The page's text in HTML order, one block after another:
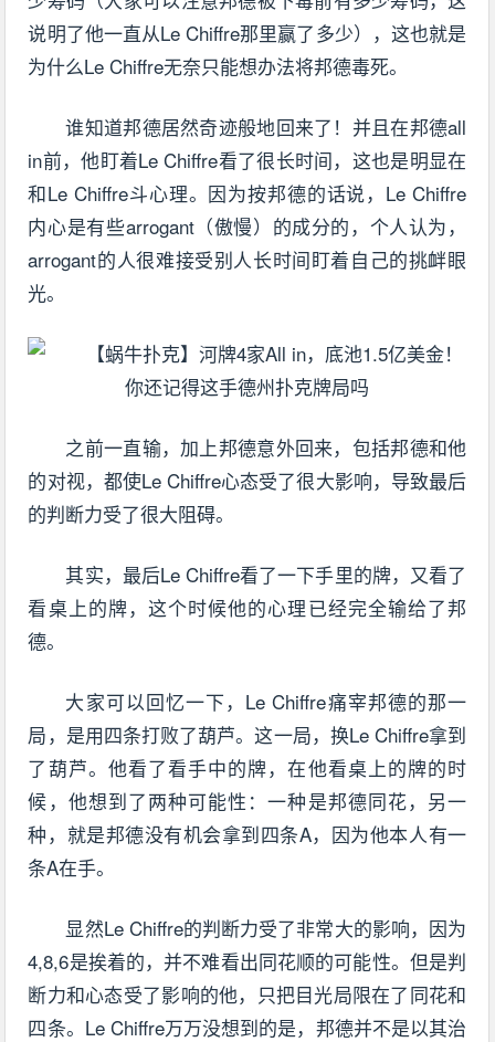
说明了他一直从Le Chiffre那里赢了多少），这也就是
为什么Le Chiffre无奈只能想办法将邦德毒死。
谁知道邦德居然奇迹般地回来了！并且在邦德all
in前，他盯着Le Chiffre看了很长时间，这也是明显在
和Le Chiffre斗心理。因为按邦德的话说，Le Chiffre
内心是有些arrogant（傲慢）的成分的，个人认为，
arrogant的人很难接受别人长时间盯着自己的挑衅眼
光。
之前一直输，加上邦德意外回来，包括邦德和他
的对视，都使Le Chiffre心态受了很大影响，导致最后
的判断力受了很大阻碍。
其实，最后Le Chiffre看了一下手里的牌，又看了
看桌上的牌，这个时候他的心理已经完全输给了邦
德。
大家可以回忆一下，Le Chiffre痛宰邦德的那一
局，是用四条打败了葫芦。这一局，换Le Chiffre拿到
了葫芦。他看了看手中的牌，在他看桌上的牌的时
候，他想到了两种可能性：一种是邦德同花，另一
种，就是邦德没有机会拿到四条A，因为他本人有一
条A在手。
显然Le Chiffre的判断力受了非常大的影响，因为
4,8,6是挨着的，并不难看出同花顺的可能性。但是判
断力和心态受了影响的他，只把目光局限在了同花和
四条。Le Chiffre万万没想到的是，邦德并不是以其治